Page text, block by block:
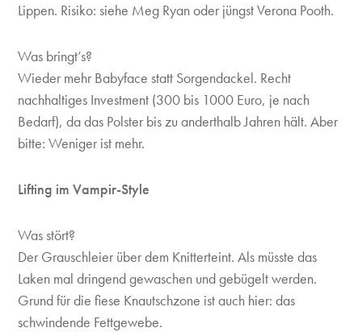
Lippen. Risiko: siehe Meg Ryan oder jüngst Verona Pooth.
Was bringt’s?
Wieder mehr Babyface statt Sorgendackel. Recht
nachhaltiges Investment (300 bis 1000 Euro, je nach
Bedarf), da das Polster bis zu anderthalb Jahren hält. Aber
bitte: Weniger ist mehr.
Lifting im Vampir-Style
Was stört?
Der Grauschleier über dem Knitterteint. Als müsste das
Laken mal dringend gewaschen und gebügelt werden.
Grund für die fiese Knautschzone ist auch hier: das
schwindende Fettgewebe.